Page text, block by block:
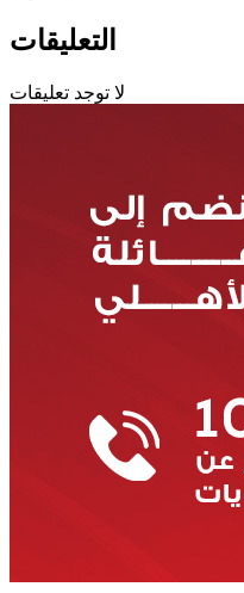
التعليقات
لا توجد تعليقات